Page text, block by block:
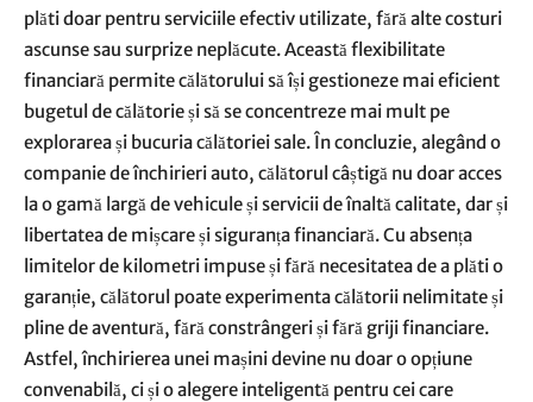
plăti doar pentru serviciile efectiv utilizate, fără alte costuri
ascunse sau surprize neplăcute. Această flexibilitate
financiară permite călătorului să își gestioneze mai eficient
bugetul de călătorie și să se concentreze mai mult pe
explorarea și bucuria călătoriei sale. În concluzie, alegând o
companie de închirieri auto, călătorul câștigă nu doar acces
la o gamă largă de vehicule și servicii de înaltă calitate, dar și
libertatea de mișcare și siguranța financiară. Cu absența
limitelor de kilometri impuse și fără necesitatea de a plăti o
garanție, călătorul poate experimenta călătorii nelimitate și
pline de aventură, fără constrângeri și fără griji financiare.
Astfel, închirierea unei mașini devine nu doar o opțiune
convenabilă, ci și o alegere inteligentă pentru cei care